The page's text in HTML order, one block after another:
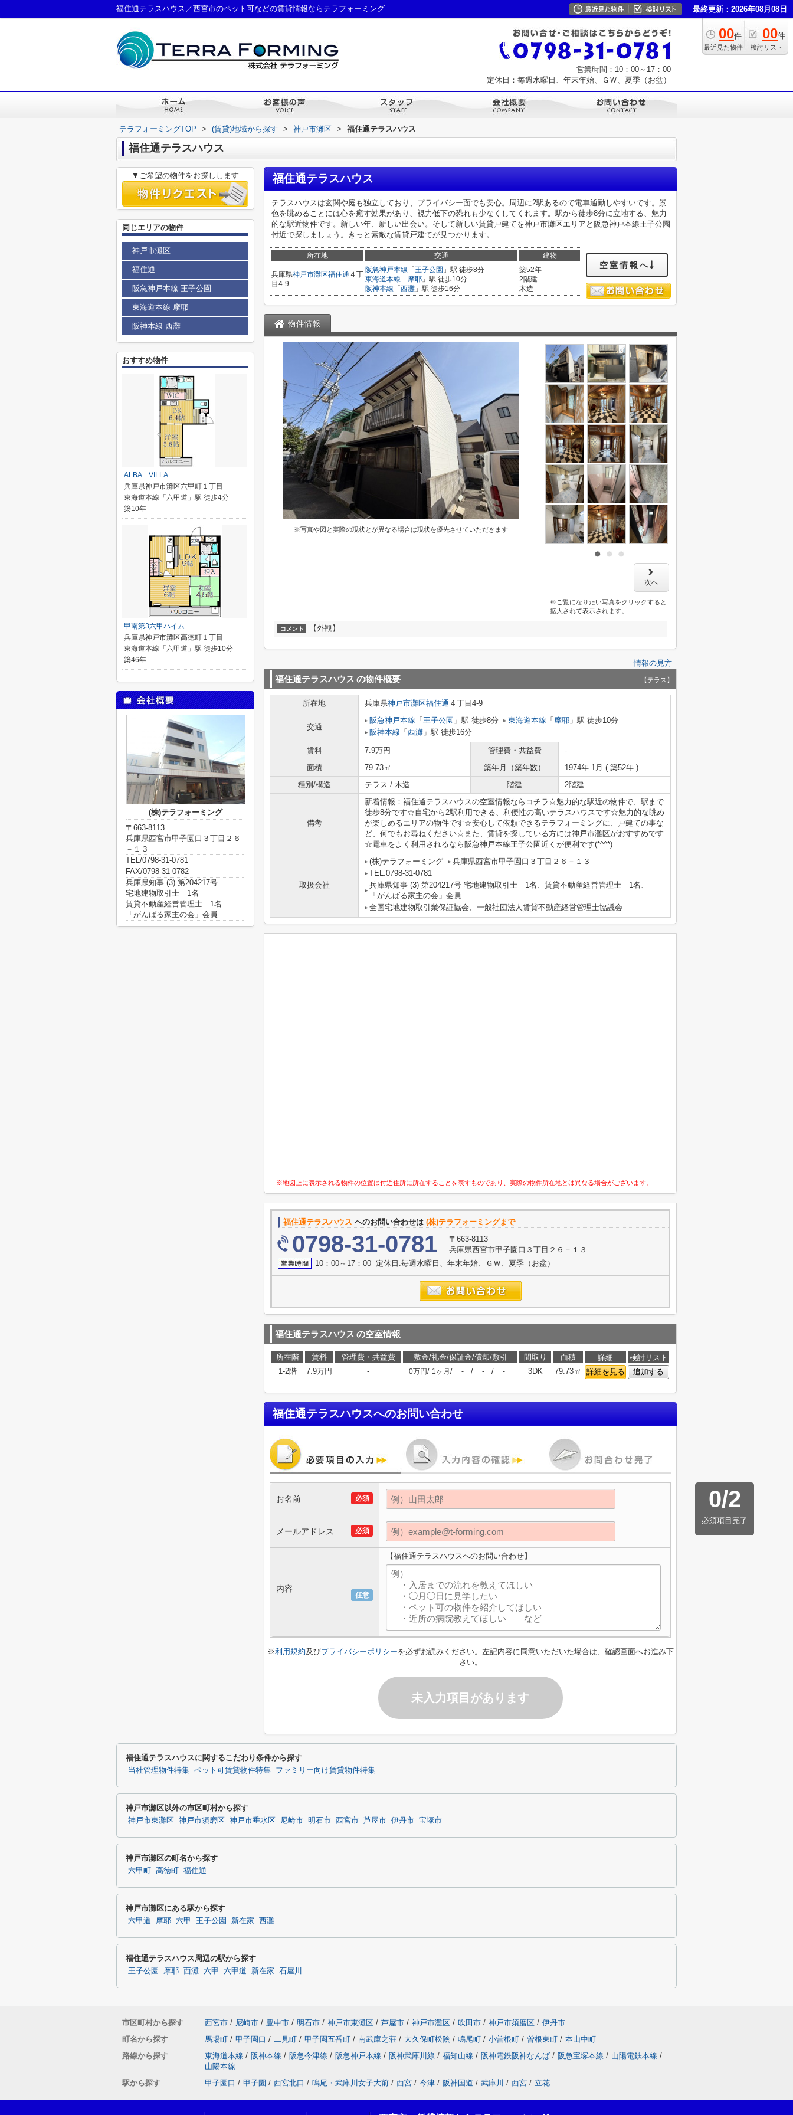
福住通テラスハウス／西宮市のペット可などの賃貸情報ならテラフォーミング 最終更新：2026年08月08日
00件
最近見た物件
00件
検討リスト
営業時間：10：00～17：00
定休日：毎週水曜日、年末年始、ＧＷ、夏季（お盆）
テラフォーミングTOP > (賃貸)地域から探す > 神戸市灘区 > 福住通テラスハウス
福住通テラスハウス
福住通テラスハウス
テラスハウスは玄関や庭も独立しており、プライバシー面でも安心。周辺に2駅あるので電車通勤しやすいです。景
色を眺めることには心を癒す効果があり、視力低下の恐れも少なくしてくれます。駅から徒歩8分に立地する、魅力
的な駅近物件です。新しい年、新しい出会い。そして新しい賃貸戸建てを神戸市灘区エリアと阪急神戸本線王子公園
付近で探しましょう。きっと素敵な賃貸戸建てが見つかります。
所在地 交通 建物
兵庫県神戸市灘区福住通 ４丁
目4-9
阪急神戸本線 「 王子公園 」駅 徒歩8分
東海道本線 「 摩耶 」駅 徒歩10分
阪神本線 「 西灘 」駅 徒歩16分
築52年
2階建
木造
空室情報へ
物件情報
※写真や図と実際の現状とが異なる場合は現状を優先させていただきます
次へ
※ご覧になりたい写真をクリックすると
拡大されて表示されます。
コメント 【外観】
情報の見方
福住通テラスハウス の物件概要 【テラス】
所在地 兵庫県神戸市灘区福住通 ４丁目4-9
交通
阪急神戸本線 「 王子公園 」駅 徒歩8分 東海道本線 「 摩耶 」駅 徒歩10分
阪神本線 「 西灘 」駅 徒歩16分
賃料 7.9万円 管理費・共益費
-
面積
79.73㎡ 築年月（築年数）
1974年 1月 ( 築52年 )
種別/構造
テラス / 木造 階建 2階建
備考
新着情報：福住通テラスハウスの空室情報ならコチラ☆魅力的な駅近の物件で、駅まで
徒歩8分です☆自宅から2駅利用できる、利便性の高いテラスハウスです☆魅力的な眺め
が楽しめるエリアの物件です☆安心して依頼できるテラフォーミングに、戸建ての事な
ど、何でもお尋ねください☆また、賃貸を探している方には神戸市灘区がおすすめです
☆電車をよく利用されるなら阪急神戸本線王子公園近くが便利です(*^^*)
取扱会社
(株)テラフォーミング
兵庫県西宮市甲子園口３丁目２６－１３
TEL:0798-31-0781
兵庫県知事 (3) 第204217号 宅地建物取引士 1名、賃貸不動産経営管理士 1名、
「がんばる家主の会」会員
全国宅地建物取引業保証協会、一般社団法人賃貸不動産経営管理士協議会
※地図上に表示される物件の位置は付近住所に所在することを表すものであり、実際の物件所在地とは異なる場合がございます。
福住通テラスハウス へのお問い合わせは (株)テラフォーミングまで
0798-31-0781
〒663-8113
兵庫県西宮市甲子園口３丁目２６－１３
10：00～17：00 定休日:毎週水曜日、年末年始、ＧＷ、夏季（お盆）
福住通テラスハウス の空室情報
所在階 賃料 管理費・共益費 敷金/礼金/保証金/償却/敷引 間取り 面積 詳細
検討リスト
1-2階
7.9万円 - 0万円/ 1ヶ月 / - / - / - 3DK 79.73㎡ 詳細を見る 追加する
福住通テラスハウスへのお問い合わせ
0/2
必須項目完了
必須
お名前
必須
メールアドレス
任意
内容
【福住通テラスハウスへのお問い合わせ】
※利用規約及びプライバシーポリシーを必ずお読みください。左記内容に同意いただいた場合は、確認画面へお進み下
さい。
未入力項目があります
▼ご希望の物件をお探しします
同じエリアの物件
神戸市灘区
福住通
阪急神戸本線 王子公園
東海道本線 摩耶
阪神本線 西灘
おすすめ物件
ALBA VILLA
兵庫県神戸市灘区六甲町１丁目
東海道本線「六甲道」駅 徒歩4分
築10年
甲南第3六甲ハイム
兵庫県神戸市灘区高徳町１丁目
東海道本線「六甲道」駅 徒歩10分
築46年
(株)テラフォーミング
〒663-8113
兵庫県西宮市甲子園口３丁目２６
－１３
TEL/0798-31-0781
FAX/0798-31-0782
兵庫県知事 (3) 第204217号
宅地建物取引士 1名
賃貸不動産経営管理士 1名
「がんばる家主の会」会員
福住通テラスハウスに関するこだわり条件から探す
当社管理物件特集 ペット可賃貸物件特集 ファミリー向け賃貸物件特集
神戸市灘区以外の市区町村から探す
神戸市東灘区 神戸市須磨区 神戸市垂水区 尼崎市 明石市 西宮市 芦屋市 伊丹市 宝塚市
神戸市灘区の町名から探す
六甲町 高徳町 福住通
神戸市灘区にある駅から探す
六甲道 摩耶 六甲 王子公園 新在家 西灘
福住通テラスハウス周辺の駅から探す
王子公園 摩耶 西灘 六甲 六甲道 新在家 石屋川
市区町村から探す 西宮市 / 尼崎市 / 豊中市 / 明石市 / 神戸市東灘区 / 芦屋市 / 神戸市灘区 / 吹田市 / 神戸市須磨区 / 伊丹市
町名から探す
馬場町 / 甲子園口 / 二見町 / 甲子園五番町 / 南武庫之荘 / 大久保町松陰 / 鳴尾町 / 小曽根町 / 曽根東町 / 本山中町
路線から探す
東海道本線 / 阪神本線 / 阪急今津線 / 阪急神戸本線 / 阪神武庫川線 / 福知山線 / 阪神電鉄阪神なんば / 阪急宝塚本線 / 山陽電鉄本線 /
山陽本線
駅から探す
甲子園口 / 甲子園 / 西宮北口 / 鳴尾・武庫川女子大前 / 西宮 / 今津 / 阪神国道 / 武庫川 / 西宮 / 立花